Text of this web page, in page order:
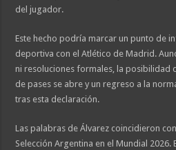
del jugador.
Este hecho podría marcar un punto de
deportiva con el Atlético de Madrid.
ni resoluciones formales, la posibilidad
de pases se abre y un regreso a la
tras esta declaración.
Las palabras de Álvarez coincidieron
Selección Argentina en el Mundial